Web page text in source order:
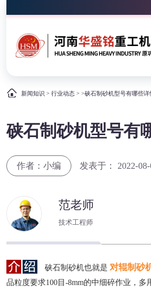
新闻知识 >行业动态 > >硖石制砂机型号有哪些详
硖石制砂机型号有
作者：小编 发表于： 2022-
范老师
技术工程师
硖石制砂机也就是 对辊制砂
品粒度要求100目-8mm的中细碎作业，